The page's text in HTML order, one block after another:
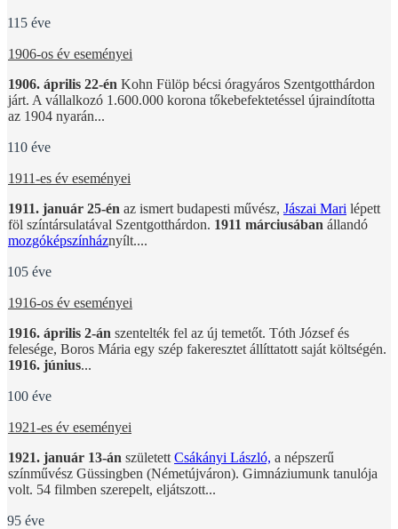
115 éve
1906-os év eseményei
1906. április 22-én Kohn Fülöp bécsi óragyáros Szentgotthárdon
járt. A vállalkozó 1.600.000 korona tőkebefektetéssel újraindította
az 1904 nyarán...
110 éve
1911-es év eseményei
1911. január 25-én az ismert budapesti művész, Jászai Mari lépett
föl színtársulatával Szentgotthárdon. 1911 márciusában állandó
mozgóképszínháznyílt....
105 éve
1916-os év eseményei
1916. április 2-án szentelték fel az új temetőt. Tóth József és
felesége, Boros Mária egy szép fakeresztet állíttatott saját költségén.
1916. június...
100 éve
1921-es év eseményei
1921. január 13-án született Csákányi László, a népszerű
színművész Güssingben (Németújváron). Gimnáziumunk tanulója
volt. 54 filmben szerepelt, eljátszott...
95 éve